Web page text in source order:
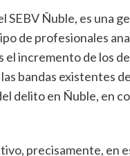
SEBV Ñuble, es una
de profesionales
el incremento de los
bandas existentes
delito en Ñuble, en
precisamente, en